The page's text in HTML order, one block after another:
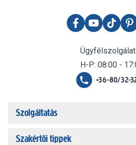
Ügyfélszolgálat
H-P: 08:00 -
+36-80/32-
Szolgáltatás
Szakértői tippek